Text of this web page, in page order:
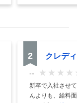
2 クレデ
--
新卒で入社させ
んよりも、給料